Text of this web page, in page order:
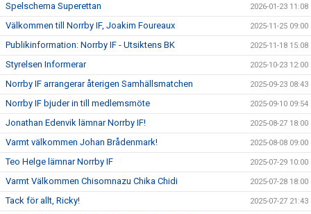
Spelschema Superettan 2026-01-23 11:08
Välkommen till Norrby IF, Joakim Foureaux 2025-11-25 09:00
Publikinformation: Norrby IF - Utsiktens BK 2025-11-18 15:08
Styrelsen Informerar 2025-10-23 12:00
Norrby IF arrangerar återigen Samhällsmatchen 2025-09-23 08:43
Norrby IF bjuder in till medlemsmöte 2025-09-10 09:54
Jonathan Edenvik lämnar Norrby IF! 2025-08-27 18:00
Varmt välkommen Johan Brådenmark! 2025-08-08 09:00
Teo Helge lämnar Norrby IF 2025-07-29 10:00
Varmt Välkommen Chisomnazu Chika Chidi 2025-07-28 18:00
Tack för allt, Ricky! 2025-07-27 21:43